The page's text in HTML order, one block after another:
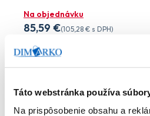
Táto webstránka používa
Na prispôsobenie obsahu a
Na objednávku
85,59 €(105,28 € s DPH)